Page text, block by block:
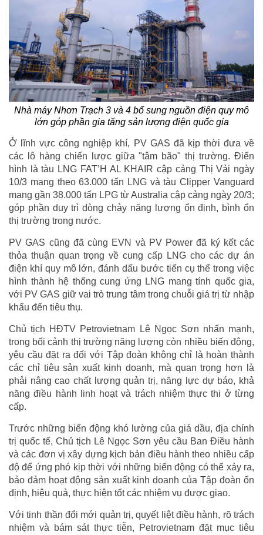
Nhà máy Nhơn Trạch 3 và 4 bổ sung nguồn điện quy mô
lớn góp phần gia tăng sản lượng điện quốc gia
Ở lĩnh vực công nghiệp khí, PV GAS đã kịp thời đưa về
các lô hàng chiến lược giữa "tâm bão" thị trường. Điển
hình là tàu LNG FAT’H AL KHAIR cập cảng Thị Vải ngày
10/3 mang theo 63.000 tấn LNG và tàu Clipper Vanguard
mang gần 38.000 tấn LPG từ Australia cập cảng ngày 20/3;
góp phần duy trì dòng chảy năng lượng ổn định, bình ổn
thị trường trong nước.
PV GAS cũng đã cùng EVN và PV Power đã ký kết các
thỏa thuận quan trọng về cung cấp LNG cho các dự án
điện khí quy mô lớn, đánh dấu bước tiến cụ thể trong việc
hình thành hệ thống cung ứng LNG mang tính quốc gia,
với PV GAS giữ vai trò trung tâm trong chuỗi giá trị từ nhập
khẩu đến tiêu thụ.
Chủ tịch HĐTV Petrovietnam Lê Ngọc Sơn nhấn mạnh,
trong bối cảnh thị trường năng lượng còn nhiều biến động,
yêu cầu đặt ra đối với Tập đoàn không chỉ là hoàn thành
các chỉ tiêu sản xuất kinh doanh, mà quan trọng hơn là
phải nâng cao chất lượng quản trị, năng lực dự báo, khả
năng điều hành linh hoạt và trách nhiệm thực thi ở từng
cấp.
Trước những biến động khó lường của giá dầu, địa chính
trị quốc tế, Chủ tịch Lê Ngọc Sơn yêu cầu Ban Điều hành
và các đơn vị xây dựng kịch bản điều hành theo nhiều cấp
độ để ứng phó kịp thời với những biến động có thể xảy ra,
bảo đảm hoạt động sản xuất kinh doanh của Tập đoàn ổn
định, hiệu quả, thực hiện tốt các nhiệm vụ được giao.
Với tinh thần đổi mới quản trị, quyết liệt điều hành, rõ trách
nhiệm và bám sát thực tiễn, Petrovietnam đặt mục tiêu